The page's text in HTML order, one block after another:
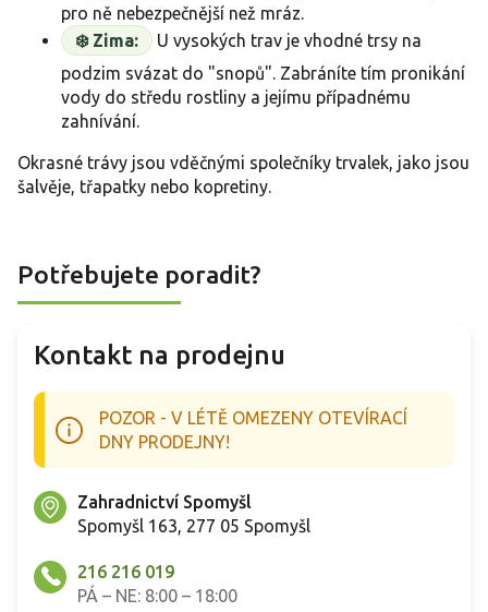
pro ně nebezpečnější než mráz.
❄️ Zima:
U vysokých trav je vhodné trsy na
podzim svázat do "snopů". Zabráníte tím pronikání
vody do středu rostliny a jejímu případnému
zahnívání.
Okrasné trávy jsou vděčnými společníky trvalek, jako jsou
šalvěje, třapatky nebo kopretiny.
Potřebujete poradit?
Kontakt na prodejnu
POZOR - V LÉTĚ OMEZENY OTEVÍRACÍ
DNY PRODEJNY!
Zahradnictví Spomyšl
Spomyšl 163, 277 05 Spomyšl
216 216 019
PÁ – NE: 8:00 – 18:00